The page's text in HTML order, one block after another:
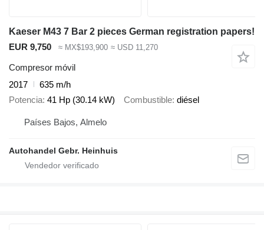
Kaeser M43 7 Bar 2 pieces German registration papers!
EUR 9,750
≈ MX$193,900 ≈ USD 11,270
Compresor móvil
2017
635 m/h
Potencia 41 Hp (30.14 kW) Combustible diésel
Países Bajos, Almelo
Autohandel Gebr. Heinhuis